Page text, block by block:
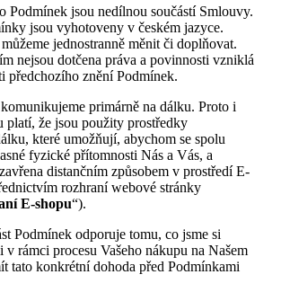
Podmínek jsou nedílnou součástí Smlouvy.
jsou vyhotoveny v českém jazyce.
jednostranně měnit či doplňovat.
nejsou dotčena práva a povinnosti vzniklá
předchozího znění Podmínek.
primárně na dálku. Proto i
platí, že jsou použity prostředky
které umožňují, abychom se spolu
fyzické přítomnosti Nás a Vás, a
distančním způsobem v prostředí E-
rozhraní webové stránky
E-shopu“).
Podmínek odporuje tomu, co jsme si
v rámci procesu Vašeho nákupu na Našem
tato konkrétní dohoda před Podmínkami